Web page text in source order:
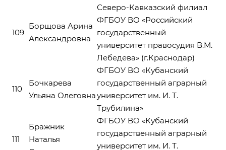
109
Борщова Арина
Александровна
Северо-Кавказский филиал
ФГБОУ ВО «Российский
государственный
университет правосудия В.М.
Лебедева» (г.Краснодар)
110
Бочкарева
Ульяна Олеговна
ФГБОУ ВО «Кубанский
государственный аграрный
университет им. И. Т.
Трубилина»
111
Бражник
Наталья
ФГБОУ ВО «Кубанский
государственный аграрный
университет им. И. Т.